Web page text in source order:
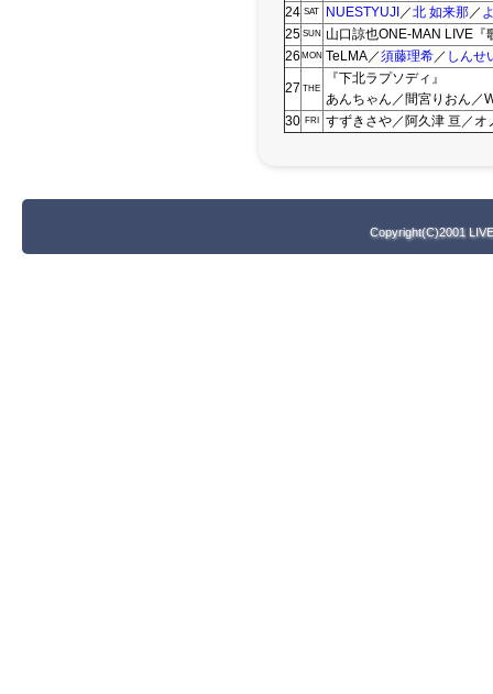
24 SAT NUESTYUJI ／北 如来那／
25 SUN
山口諒也ONE-MAN LIVE『
26 MON TeLMA／須藤理希／ しんせ
27 THE
『下北ラプソディ』
あんちゃん／間宮りおん／
30
FRI すずきさや／阿久津 亘／オ
Copyright(C)2001